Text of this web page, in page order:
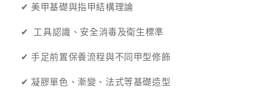
✔ 美甲基礎與指甲結構理論
✔ ⁠工具認識、安全消毒及衛生標準
✔ 手足前置保養流程與不同甲型修飾
✔ 凝膠單色、漸變、法式等基礎造型